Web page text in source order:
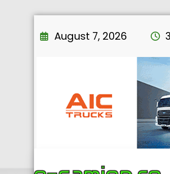
to
August 7, 2026